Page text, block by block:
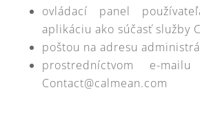
ovládací panel
aplikáciu ako súčasť služby
poštou na adresu
prostredníctvom e-
Contact@calmean.com